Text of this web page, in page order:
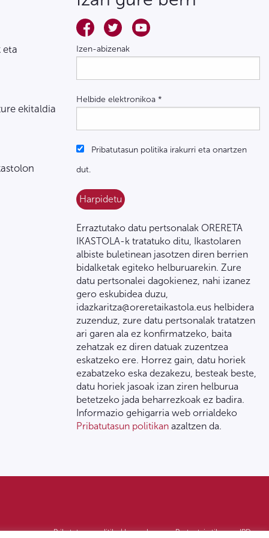
eta
ekitaldia
Izen-abizenak
Helbide elektronikoa *
Pribatutasun politika irakurri eta onartzen
dut.
Erraztutako datu pertsonalak ORERETA
IKASTOLA-k tratatuko ditu, Ikastolaren
albiste buletinean jasotzen diren berrien
bidalketak egiteko helburuarekin. Zure
datu pertsonalei dagokienez, nahi izanez
gero eskubidea duzu,
idazkaritza@oreretaikastola.eus helbidera
zuzenduz, zure datu pertsonalak tratatzen
ari garen ala ez konfirmatzeko, baita
zehatzak ez diren datuak zuzentzea
eskatzeko ere. Horrez gain, datu horiek
ezabatzeko eska dezakezu, besteak beste,
datu horiek jasoak izan ziren helburua
betetzeko jada beharrezkoak ez badira.
Informazio gehigarria web orrialdeko
Pribatutasun politikanazaltzen da.
Pribatutasun politika | Lege oharra Postontzi etikoa IPD